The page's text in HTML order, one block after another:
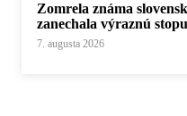
Zomrela známa
zanechala výraznú stopu
7. augusta 2026